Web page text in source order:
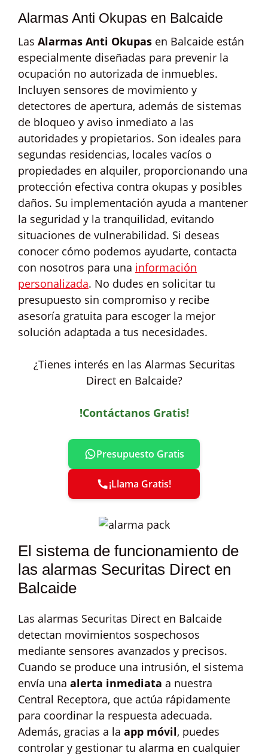
Alarmas Anti Okupas en Balcaide
Las Alarmas Anti Okupas en Balcaide están
especialmente diseñadas para prevenir la
ocupación no autorizada de inmuebles.
Incluyen sensores de movimiento y
detectores de apertura, además de sistemas
de bloqueo y aviso inmediato a las
autoridades y propietarios. Son ideales para
segundas residencias, locales vacíos o
propiedades en alquiler, proporcionando una
protección efectiva contra okupas y posibles
daños. Su implementación ayuda a mantener
la seguridad y la tranquilidad, evitando
situaciones de vulnerabilidad. Si deseas
conocer cómo podemos ayudarte, contacta
con nosotros para una información
personalizada. No dudes en solicitar tu
presupuesto sin compromiso y recibe
asesoría gratuita para escoger la mejor
solución adaptada a tus necesidades.
¿Tienes interés en las Alarmas Securitas
Direct en Balcaide?
!Contáctanos Gratis!
Presupuesto Gratis
¡Llama Gratis!
El sistema de funcionamiento de
las alarmas Securitas Direct en
Balcaide
Las alarmas Securitas Direct en Balcaide
detectan movimientos sospechosos
mediante sensores avanzados y precisos.
Cuando se produce una intrusión, el sistema
envía una alerta inmediata a nuestra
Central Receptora, que actúa rápidamente
para coordinar la respuesta adecuada.
Además, gracias a la app móvil, puedes
controlar y gestionar tu alarma en cualquier